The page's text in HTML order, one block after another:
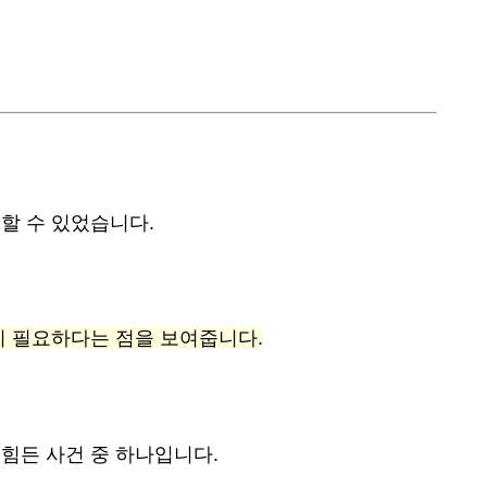
수 있었습니다.
필요하다는 점을 보여줍니다.
든 사건 중 하나입니다.